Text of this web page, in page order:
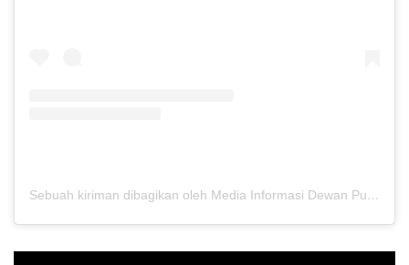
Sebuah kiriman dibagikan oleh Media Informasi Dewan Pusat Persaudaraan Setia Hati Terate (@media.dewanpusat)